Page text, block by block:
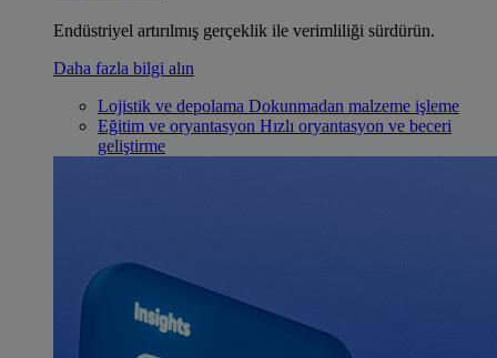
Endüstriyel artırılmış gerçeklik ile verimliliği sürdürün.
Daha fazla bilgi alın
Lojistik ve depolama Dokunmadan malzeme işleme
Eğitim ve oryantasyon Hızlı oryantasyon ve beceri
geliştirme